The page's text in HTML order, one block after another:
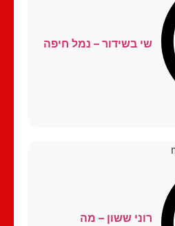
שי בשידור – נמל חיפה
רוני ששון – מה